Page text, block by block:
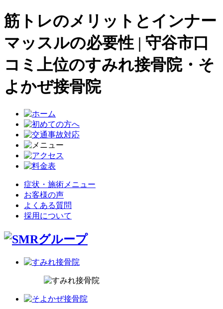
筋トレのメリットとインナー
マッスルの必要性 | 守谷市口
コミ上位のすみれ接骨院・そ
よかぜ接骨院
症状・施術メニュー
お客様の声
よくある質問
採用について